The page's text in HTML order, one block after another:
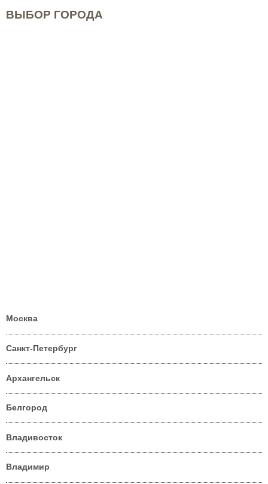
ВЫБОР ГОРОДА
Москва
Санкт-Петербург
Архангельск
Белгород
Владивосток
Владимир